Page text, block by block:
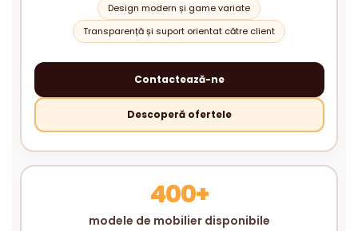
Design modern și game variate
Transparență și suport orientat către client
Contactează-ne
Descoperă ofertele
400+
modele de mobilier disponibile